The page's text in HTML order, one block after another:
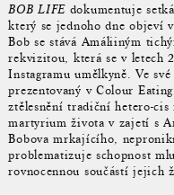
BOB LIFE dokumentuje
který se jednoho dne objeví
Bob se stává Amáliiným
rekvizitou, která se v letech
Instagramu umělkyně. Ve
prezentovaný v Colour
ztělesnění tradiční hetero-
martyrium života v zajetí s
Bobova mrkajícího,
problematizuje schopnost
rovnocennou součástí jejich